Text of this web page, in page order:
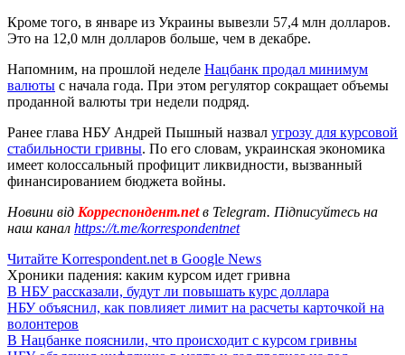
Кроме того, в январе из Украины вывезли 57,4 млн долларов.
Это на 12,0 млн долларов больше, чем в декабре.
Напомним, на прошлой неделе Нацбанк продал минимум
валюты с начала года. При этом регулятор сокращает объемы
проданной валюты три недели подряд.
Ранее глава НБУ Андрей Пышный назвал угрозу для курсовой
стабильности гривны. По его словам, украинская экономика
имеет колоссальный профицит ликвидности, вызванный
финансированием бюджета войны.
Новини від Корреспондент.netв Telegram. Підписуйтесь на
наш канал https://t.me/korrespondentnet
Читайте Korrespondent.net в Google News
Хроники падения: каким курсом идет гривна
В НБУ рассказали, будут ли повышать курс доллара
НБУ объяснил, как повлияет лимит на расчеты карточкой на
волонтеров
В Нацбанке пояснили, что происходит с курсом гривны